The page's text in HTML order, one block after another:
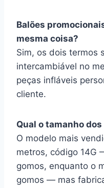
Balões
mesma coisa?
Sim, os dois termos
intercambiável no
peças infláveis
cliente.
Qual o tamanho
O modelo mais
metros, código 14G
gomos, enquanto o
gomos — mas